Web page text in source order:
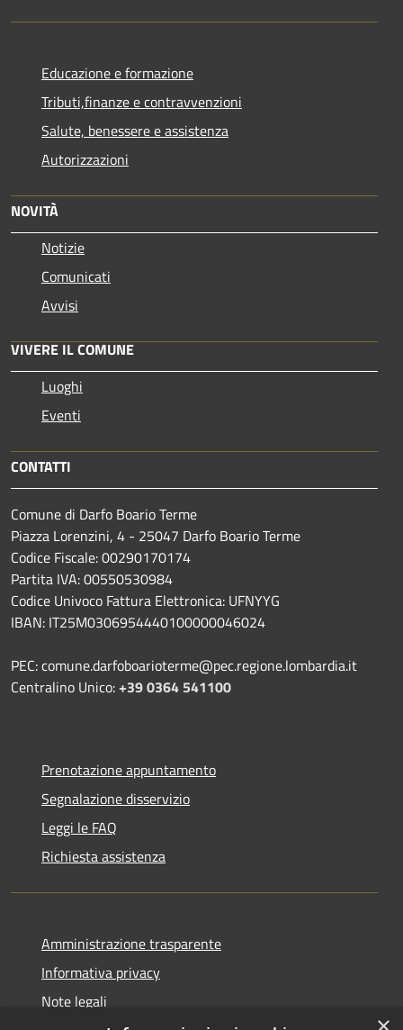
Educazione e formazione
Tributi,finanze e contravvenzioni
Salute, benessere e assistenza
Autorizzazioni
NOVITÀ
Notizie
Comunicati
Avvisi
VIVERE IL COMUNE
Luoghi
Eventi
CONTATTI
Comune di Darfo Boario Terme
Piazza Lorenzini, 4 - 25047 Darfo Boario Terme
Codice Fiscale: 00290170174
Partita IVA: 00550530984
Codice Univoco Fattura Elettronica: UFNYYG
IBAN: IT25M0306954440100000046024
PEC: comune.darfoboarioterme@pec.regione.lombardia.it
Centralino Unico:+39 0364 541100
Prenotazione appuntamento
Segnalazione disservizio
Leggi le FAQ
Richiesta assistenza
Amministrazione trasparente
Informativa privacy
Note legali